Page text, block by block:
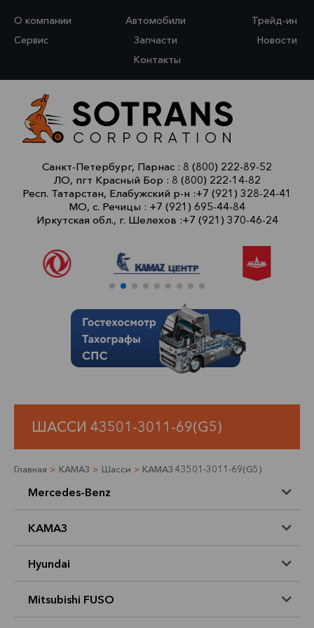
О компании Автомобили
Трейд-ин
Сервис
Запчасти
Новости
Контакты
Санкт-Петербург, Парнас : 8 (800) 222-89-52
ЛО, пгт Красный Бор : 8 (800) 222-14-82
Респ. Татарстан, Елабужский р-н :+7 (921) 328-24-41
МО, с. Речицы : +7 (921) 695-44-84
Иркутская обл., г. Шелехов :+7 (921) 370-46-24
ШАССИ 43501-3011-69(G5)
Главная > КАМАЗ > Шасси > КАМАЗ 43501-3011-69(G5)
Mercedes-Benz
КАМАЗ
Hyundai
Mitsubishi FUSO